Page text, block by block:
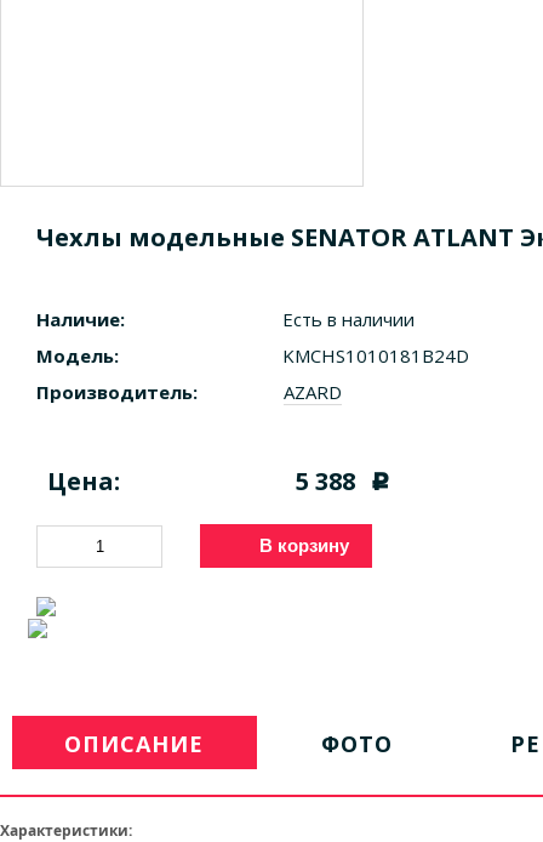
Чехлы модельные SENATOR ATLANT
Наличие:
Есть в наличии
Модель:
KMCHS1010181B24D
Производитель:
AZARD
Цена: 5 388 c
В корзину
ОПИСАНИЕ ФОТО
Характеристики: